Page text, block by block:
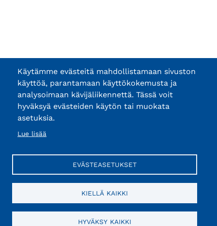
Käytämme evästeitä mahdollistamaan sivuston
käyttöä, parantamaan käyttökokemusta ja
analysoimaan kävijäliikennettä. Tässä voit
hyväksyä evästeiden käytön tai muokata
asetuksia.
Lue lisää
EVÄSTEASETUKSET
KIELLÄ KAIKKI
HYVÄKSY KAIKKI